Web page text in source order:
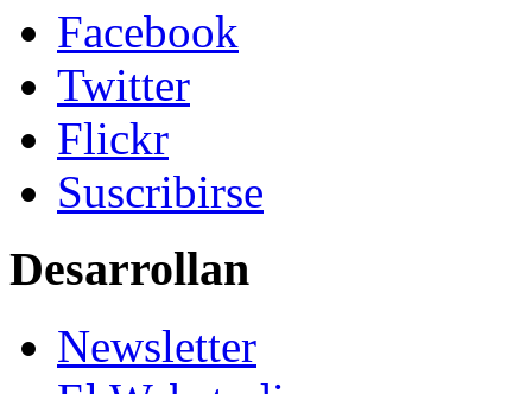
Facebook
Twitter
Flickr
Suscribirse
Desarrollan
Newsletter